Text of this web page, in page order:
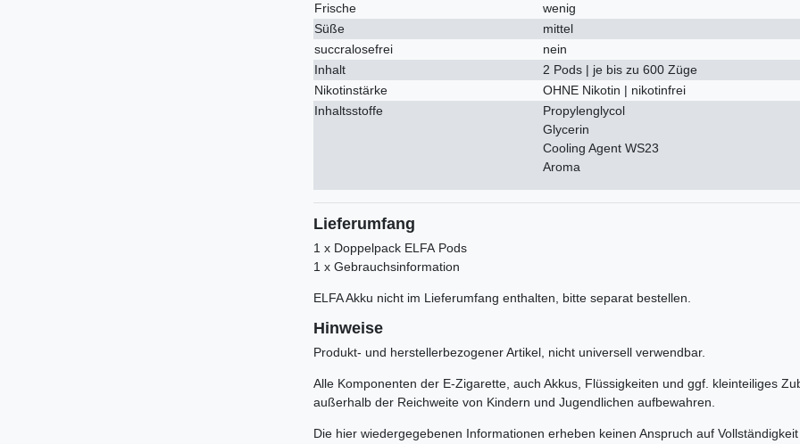
Frische
wenig
Süße
mittel
succralosefrei
nein
Inhalt
2 Pods | je bis zu 600 Züge
Nikotinstärke
OHNE Nikotin | nikotinfrei
Inhaltsstoffe
Propylenglycol
Glycerin
Cooling Agent WS23
Aroma
Lieferumfang
1 x Doppelpack ELFA Pods
1 x Gebrauchsinformation
ELFA Akku nicht im Lieferumfang enthalten, bitte separat bestellen.
Hinweise
Produkt- und herstellerbezogener Artikel, nicht universell verwendbar.
Alle Komponenten der E-Zigarette, auch Akkus, Flüssigkeiten und ggf. kleinteiliges
außerhalb der Reichweite von Kindern und Jugendlichen aufbewahren.
Die hier wiedergegebenen Informationen erheben keinen Anspruch auf